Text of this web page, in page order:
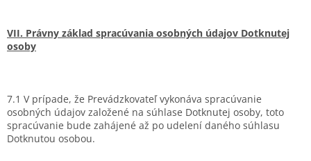
VII. Právny základ spracúvania osobných údajov Dotknutej
osoby
7.1 V prípade, že Prevádzkovateľ vykonáva spracúvanie
osobných údajov založené na súhlase Dotknutej osoby, toto
spracúvanie bude zahájené až po udelení daného súhlasu
Dotknutou osobou.